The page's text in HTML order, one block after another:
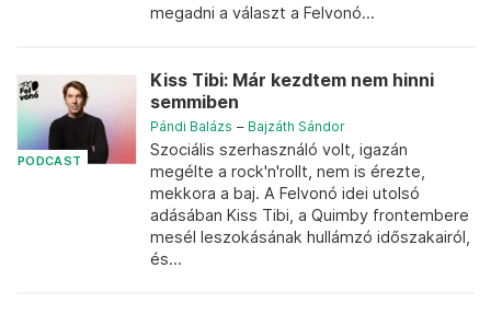
megadni a választ a Felvonó...
PODCAST
Kiss Tibi: Már kezdtem nem hinni
semmiben
Pándi Balázs – Bajzáth Sándor
Szociális szerhasználó volt, igazán
megélte a rock'n'rollt, nem is érezte,
mekkora a baj. A Felvonó idei utolsó
adásában Kiss Tibi, a Quimby frontembere
mesél leszokásának hullámzó időszakairól,
és...